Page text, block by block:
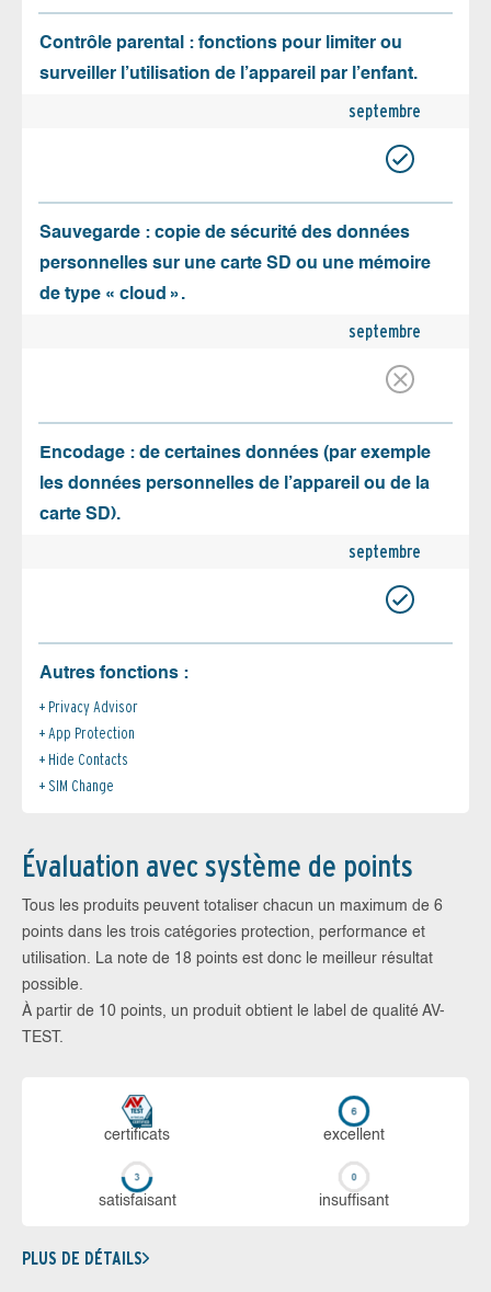
Contrôle parental : fonctions pour limiter ou
surveiller l’utilisation de l’appareil par l’enfant.
septembre
Sauvegarde : copie de sécurité des données
personnelles sur une carte SD ou une mémoire
de type « cloud ».
septembre
Encodage : de certaines données (par exemple
les données personnelles de l’appareil ou de la
carte SD).
septembre
Autres fonctions :
Privacy Advisor
App Protection
Hide Contacts
SIM Change
Évaluation avec système de points
Tous les produits peuvent totaliser chacun un maximum de 6
points dans les trois catégories protection, performance et
utilisation. La note de 18 points est donc le meilleur résultat
possible.
À partir de 10 points, un produit obtient le label de qualité AV-
TEST.
certi­ficats ex­cellent
sa­tis­fai­sant in­suf­fi­sant
PLUS DE DÉTAILS